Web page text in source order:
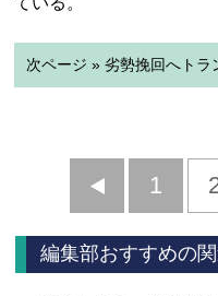
次ページ » 劣勢挽回へト
前
へ
1
編集部おすすめの